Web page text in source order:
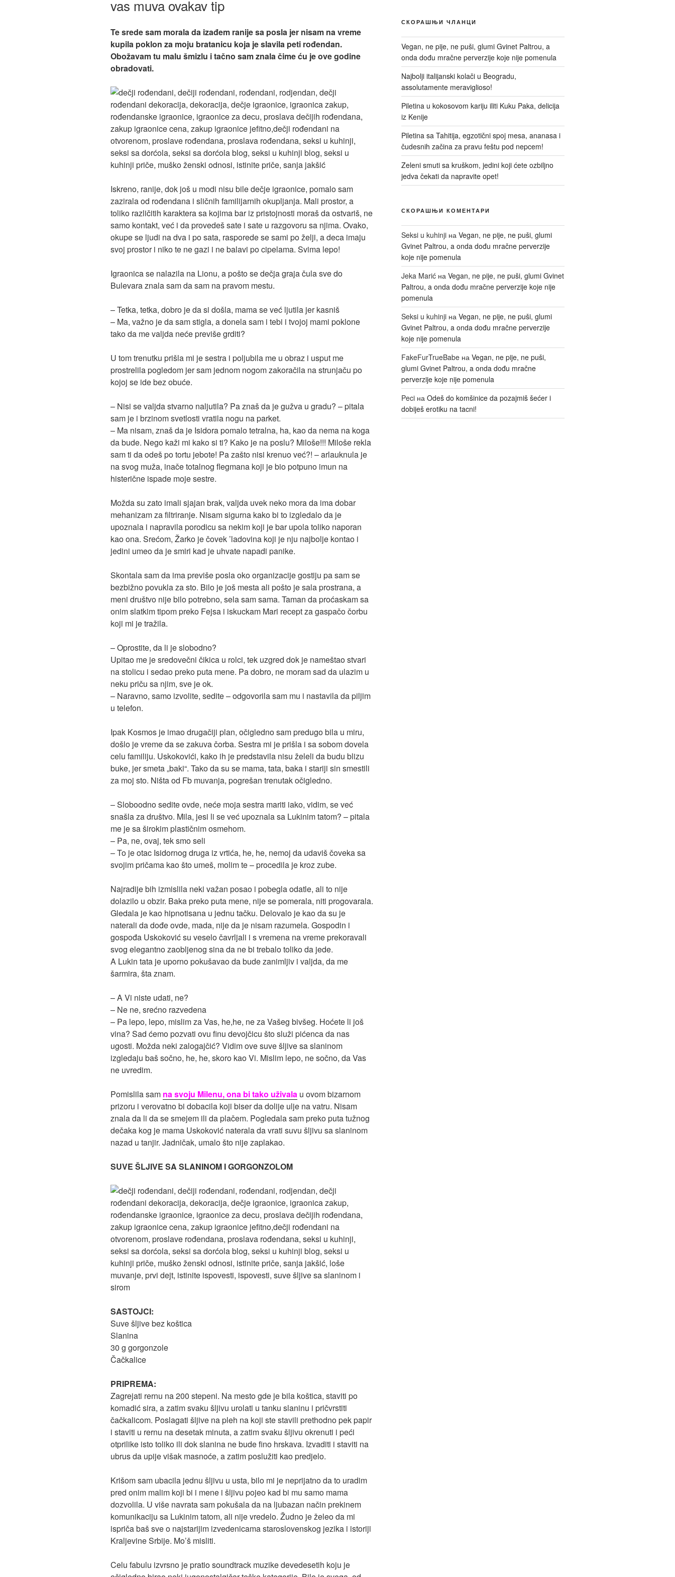
vas muva ovakav tip
Te srede sam morala da izađem ranije sa posla jer nisam na vreme
kupila poklon za moju bratanicu koja je slavila peti rođendan.
Obožavam tu malu šmizlu i tačno sam znala čime ću je ove godine
obradovati.
Iskreno, ranije, dok još u modi nisu bile dečje igraonice, pomalo sam
zazirala od rođendana i sličnih familijarnih okupljanja. Mali prostor, a
toliko različitih karaktera sa kojima bar iz pristojnosti moraš da ostvariš, ne
samo kontakt, već i da provedeš sate i sate u razgovoru sa njima. Ovako,
okupe se ljudi na dva i po sata, rasporede se sami po želji, a deca imaju
svoj prostor i niko te ne gazi i ne balavi po cipelama. Svima lepo!
Igraonica se nalazila na Lionu, a pošto se dečja graja čula sve do
Bulevara znala sam da sam na pravom mestu.
– Tetka, tetka, dobro je da si došla, mama se već ljutila jer kasniš
– Ma, važno je da sam stigla, a donela sam i tebi i tvojoj mami poklone
tako da me valjda neće previše grditi?
U tom trenutku prišla mi je sestra i poljubila me u obraz i usput me
prostrelila pogledom jer sam jednom nogom zakoračila na strunjaču po
kojoj se ide bez obuće.
– Nisi se valjda stvarno naljutila? Pa znaš da je gužva u gradu? – pitala
sam je i brzinom svetlosti vratila nogu na parket.
– Ma nisam, znaš da je Isidora pomalo tetralna, ha, kao da nema na koga
da bude. Nego kaži mi kako si ti? Kako je na poslu? Miloše!!! Miloše rekla
sam ti da odeš po tortu jebote! Pa zašto nisi krenuo već?! – arlauknula je
na svog muža, inače totalnog flegmana koji je bio potpuno imun na
histerične ispade moje sestre.
Možda su zato imali sjajan brak, valjda uvek neko mora da ima dobar
mehanizam za filtriranje. Nisam sigurna kako bi to izgledalo da je
upoznala i napravila porodicu sa nekim koji je bar upola toliko naporan
kao ona. Srećom, Žarko je čovek ’ladovina koji je nju najbolje kontao i
jedini umeo da je smiri kad je uhvate napadi panike.
Skontala sam da ima previše posla oko organizacije gostiju pa sam se
bezbižno povukla za sto. Bilo je još mesta ali pošto je sala prostrana, a
meni društvo nije bilo potrebno, sela sam sama. Taman da proćaskam sa
onim slatkim tipom preko Fejsa i iskuckam Mari recept za gaspačo čorbu
koji mi je tražila.
– Oprostite, da li je slobodno?
Upitao me je sredovečni čikica u rolci, tek uzgred dok je nameštao stvari
na stolicu i sedao preko puta mene. Pa dobro, ne moram sad da ulazim u
neku priču sa njim, sve je ok.
– Naravno, samo izvolite, sedite – odgovorila sam mu i nastavila da piljim
u telefon.
Ipak Kosmos je imao drugačiji plan, očigledno sam predugo bila u miru,
došlo je vreme da se zakuva čorba. Sestra mi je prišla i sa sobom dovela
celu familiju. Uskokovići, kako ih je predstavila nisu želeli da budu blizu
buke, jer smeta „baki“. Tako da su se mama, tata, baka i stariji sin smestili
za moj sto. Ništa od Fb muvanja, pogrešan trenutak očigledno.
– Sloboodno sedite ovde, neće moja sestra mariti iako, vidim, se već
snašla za društvo. Mila, jesi li se već upoznala sa Lukinim tatom? – pitala
me je sa širokim plastičnim osmehom.
– Pa, ne, ovaj, tek smo seli
– To je otac Isidornog druga iz vrtića, he, he, nemoj da udaviš čoveka sa
svojim pričama kao što umeš, molim te – procedila je kroz zube.
Najradije bih izmislila neki važan posao i pobegla odatle, ali to nije
dolazilo u obzir. Baka preko puta mene, nije se pomerala, niti progovarala.
Gledala je kao hipnotisana u jednu tačku. Delovalo je kao da su je
naterali da dođe ovde, mada, nije da je nisam razumela. Gospodin i
gospođa Uskoković su veselo čavrljali i s vremena na vreme prekoravali
svog elegantno zaobljenog sina da ne bi trebalo toliko da jede.
A Lukin tata je uporno pokušavao da bude zanimljiv i valjda, da me
šarmira, šta znam.
– A Vi niste udati, ne?
– Ne ne, srećno razvedena
– Pa lepo, lepo, mislim za Vas, he,he, ne za Vašeg bivšeg. Hoćete li još
vina? Sad ćemo pozvati ovu finu devojčicu što služi pićenca da nas
ugosti. Možda neki zalogajčić? Vidim ove suve šljive sa slaninom
izgledaju baš sočno, he, he, skoro kao Vi. Mislim lepo, ne sočno, da Vas
ne uvredim.
Pomislila sam na svoju Milenu, ona bi tako uživala u ovom bizarnom
prizoru i verovatno bi dobacila koji biser da dolije ulje na vatru. Nisam
znala da li da se smejem ili da plačem. Pogledala sam preko puta tužnog
dečaka kog je mama Uskoković naterala da vrati suvu šljivu sa slaninom
nazad u tanjir. Jadničak, umalo što nije zaplakao.
SUVE ŠLJIVE SA SLANINOM I GORGONZOLOM
SASTOJCI:
Suve šljive bez koštica
Slanina
30 g gorgonzole
Čačkalice
PRIPREMA:
Zagrejati rernu na 200 stepeni. Na mesto gde je bila koštica, staviti po
komadić sira, a zatim svaku šljivu urolati u tanku slaninu i pričvrstiti
čačkalicom. Poslagati šljive na pleh na koji ste stavili prethodno pek papir
i staviti u rernu na desetak minuta, a zatim svaku šljivu okrenuti i peći
otprilike isto toliko ili dok slanina ne bude fino hrskava. Izvaditi i staviti na
ubrus da upije višak masnoće, a zatim poslužiti kao predjelo.
Krišom sam ubacila jednu šljivu u usta, bilo mi je neprijatno da to uradim
pred onim malim koji bi i mene i šljivu pojeo kad bi mu samo mama
dozvolila. U više navrata sam pokušala da na ljubazan način prekinem
komunikaciju sa Lukinim tatom, ali nije vredelo. Žudno je želeo da mi
ispriča baš sve o najstarijim izvedenicama staroslovenskog jezika i istoriji
Kraljevine Srbije. Mo’š misliti.
Celu fabulu izvrsno je pratio soundtrack muzike devedesetih koju je
СКОРАШЊИ ЧЛАНЦИ
Vegan, ne pije, ne puši, glumi Gvinet Paltrou, a
onda dođu mračne perverzije koje nije pomenula
Najbolji italijanski kolači u Beogradu,
assolutamente meraviglioso!
Piletina u kokosovom kariju iliti Kuku Paka, delicija
iz Kenije
Piletina sa Tahitija, egzotični spoj mesa, ananasa i
čudesnih začina za pravu feštu pod nepcem!
Zeleni smuti sa kruškom, jedini koji ćete ozbiljno
jedva čekati da napravite opet!
СКОРАШЊИ КОМЕНТАРИ
Seksi u kuhinjiна Vegan, ne pije, ne puši, glumi
Gvinet Paltrou, a onda dođu mračne perverzije
koje nije pomenula
Jeka Marićна Vegan, ne pije, ne puši, glumi Gvinet
Paltrou, a onda dođu mračne perverzije koje nije
pomenula
Seksi u kuhinjiна Vegan, ne pije, ne puši, glumi
Gvinet Paltrou, a onda dođu mračne perverzije
koje nije pomenula
FakeFurTrueBabeна Vegan, ne pije, ne puši,
glumi Gvinet Paltrou, a onda dođu mračne
perverzije koje nije pomenula
Peciна Odeš do komšinice da pozajmiš šećer i
dobiješ erotiku na tacni!